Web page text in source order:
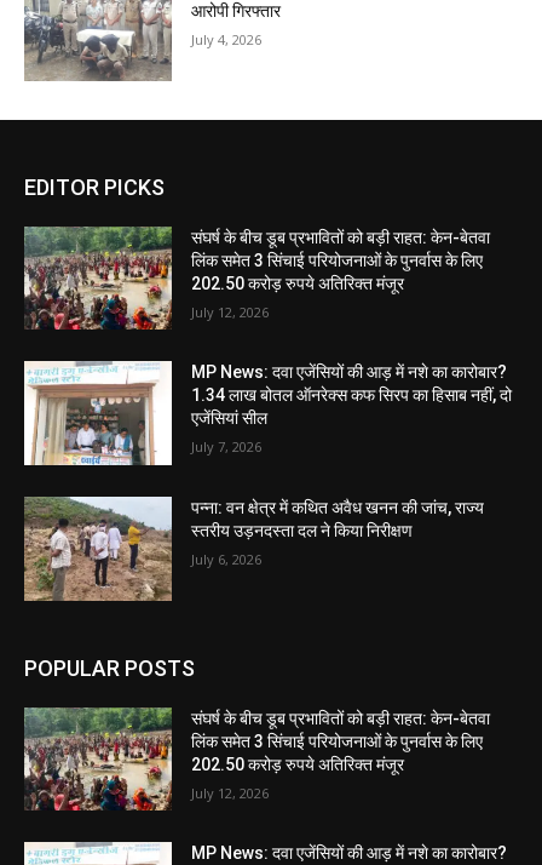
आरोपी गिरफ्तार
July 4, 2026
EDITOR PICKS
संघर्ष के बीच डूब प्रभावितों को बड़ी राहत: केन-बेतवा
लिंक समेत 3 सिंचाई परियोजनाओं के पुनर्वास के लिए
202.50 करोड़ रुपये अतिरिक्त मंजूर
July 12, 2026
MP News: दवा एजेंसियों की आड़ में नशे का कारोबार?
1.34 लाख बोतल ऑनरेक्स कफ सिरप का हिसाब नहीं, दो
एजेंसियां सील
July 7, 2026
पन्ना: वन क्षेत्र में कथित अवैध खनन की जांच, राज्य
स्तरीय उड़नदस्ता दल ने किया निरीक्षण
July 6, 2026
POPULAR POSTS
संघर्ष के बीच डूब प्रभावितों को बड़ी राहत: केन-बेतवा
लिंक समेत 3 सिंचाई परियोजनाओं के पुनर्वास के लिए
202.50 करोड़ रुपये अतिरिक्त मंजूर
July 12, 2026
MP News: दवा एजेंसियों की आड़ में नशे का कारोबार?